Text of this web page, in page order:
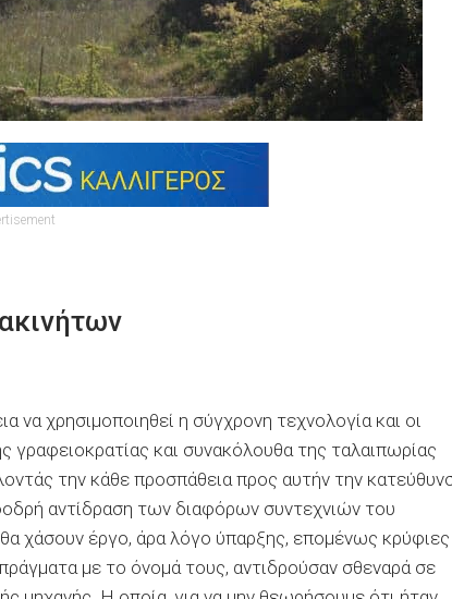
χρησιμοποιηθεί η σύγχρονη τεχνολογία και οι
γραφειοκρατίας και συνακόλουθα της ταλαιπωρίας
την κάθε προσπάθεια προς αυτήν την
αντίδραση των διαφόρων συντεχνιών του
χάσουν έργο, άρα λόγο ύπαρξης, επομένως κρύφιες
με το όνομά τους, αντιδρούσαν σθεναρά σε